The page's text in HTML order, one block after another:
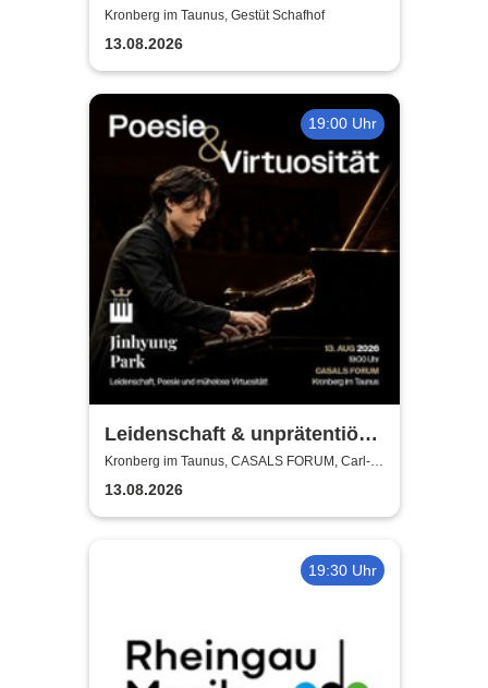
Hoffnungslos Hoffnungsvoll -
2026
Kronberg im Taunus, Gestüt Schafhof
13.08.2026
19:00 Uhr
Leidenschaft & unprätentiöse
Virtuosität - Jinhyung Park
Kronberg im Taunus, CASALS FORUM, Carl-
Bechtein Saal
13.08.2026
19:30 Uhr